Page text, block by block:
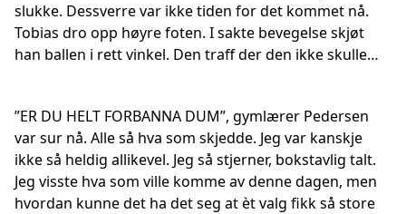
slukke. Dessverre var ikke tiden for det kommet nå.
Tobias dro opp høyre foten. I sakte bevegelse skjøt
han ballen i rett vinkel. Den traff der den ikke skulle…
”ER DU HELT FORBANNA DUM”, gymlærer Pedersen
var sur nå. Alle så hva som skjedde. Jeg var kanskje
ikke så heldig allikevel. Jeg så stjerner, bokstavlig talt.
Jeg visste hva som ville komme av denne dagen, men
hvordan kunne det ha det seg at èt valg fikk så store